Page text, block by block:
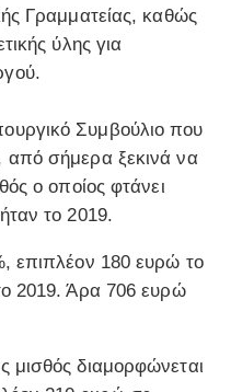
Γραμματείας, καθώς
ύλης για
Συμβούλιο που
από σήμερα ξεκινά να
ο οποίος φτάνει
το 2019.
επιπλέον 180 ευρώ το
2019. Άρα 706 ευρώ
μισθός διαμορφώνεται